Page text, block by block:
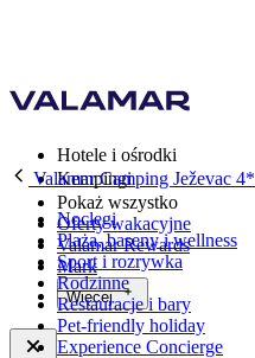
Hotele i ośrodki
Kempingi
Pokaż wszystko
Oferty wakacyjne
Valamar Rewards
Mark
Więcej
Valamar Camping Ježevac 4*
Noclegi
Plaża, baseny i wellness
Sport i rozrywka
Rodzinne
Restauracje i bary
Pet-friendly holiday
Experience Concierge